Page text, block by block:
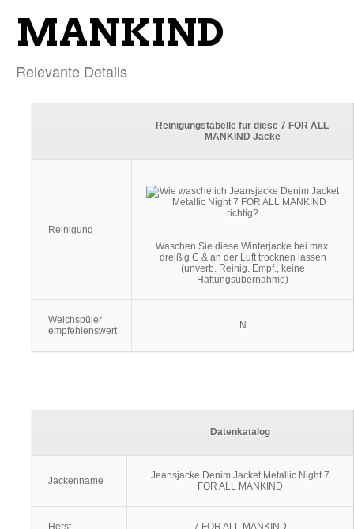
MANKIND
Relevante Details
Reinigungstabelle für diese 7 FOR ALL
MANKIND Jacke
Reinigung
Waschen Sie diese Winterjacke bei max.
dreißig C & an der Luft trocknen lassen
(unverb. Reinig. Empf., keine
Haftungsübernahme)
Weichspüler
empfehlenswert
N
Datenkatalog
Jackenname
Jeansjacke Denim Jacket Metallic Night 7
FOR ALL MANKIND
Herst. 7 FOR ALL MANKIND